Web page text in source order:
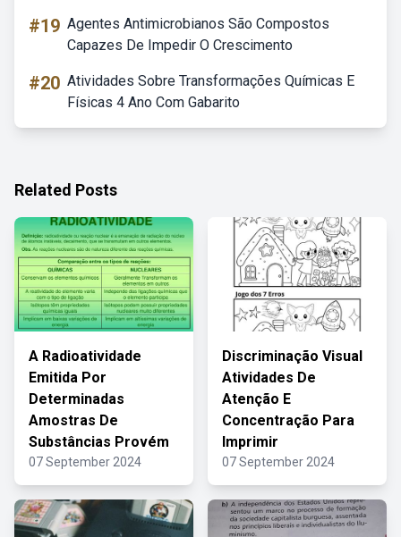
#19 Agentes Antimicrobianos São Compostos
Capazes De Impedir O Crescimento
#20 Atividades Sobre Transformações Químicas E
Físicas 4 Ano Com Gabarito
Related Posts
A Radioatividade
Emitida Por
Determinadas
Amostras De
Substâncias Provém
07 September 2024
Discriminação Visual
Atividades De
Atenção E
Concentração Para
Imprimir
07 September 2024